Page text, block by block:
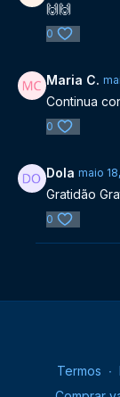
🙌🙌
0
Maria C.
Continua
0
Dola maio
Gratidão
0
Termos ∙